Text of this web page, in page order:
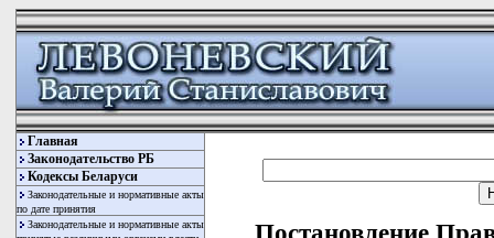
Главная
Законодательство РБ
Кодексы Беларуси
Законодательные и нормативные акты
по дате принятия
Законодательные и нормативные акты